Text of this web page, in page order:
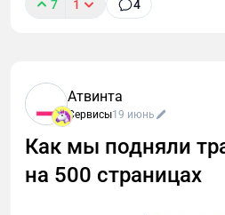
7 1 4
Атвинта
Сервисы19 июнь
Как мы подняли
на 500 страницах